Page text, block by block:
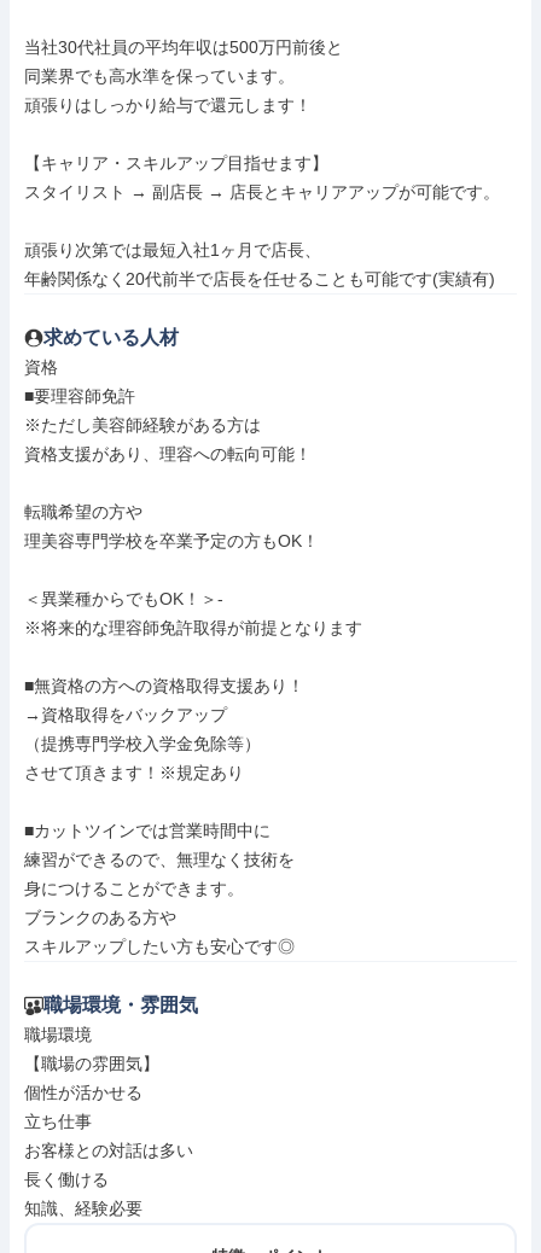
当社30代社員の平均年収は500万円前後と
同業界でも高水準を保っています。
頑張りはしっかり給与で還元します！
【キャリア・スキルアップ目指せます】
スタイリスト → 副店長 → 店長とキャリアアップが可能です。
頑張り次第では最短入社1ヶ月で店長、
年齢関係なく20代前半で店長を任せることも可能です(実績有)
求めている人材
資格
■要理容師免許
※ただし美容師経験がある方は
資格支援があり、理容への転向可能！
転職希望の方や
理美容専門学校を卒業予定の方もOK！
＜異業種からでもOK！＞-
※将来的な理容師免許取得が前提となります
■無資格の方への資格取得支援あり！
→資格取得をバックアップ
（提携専門学校入学金免除等）
させて頂きます！※規定あり
■カットツインでは営業時間中に
練習ができるので、無理なく技術を
身につけることができます。
ブランクのある方や
スキルアップしたい方も安心です◎
職場環境・雰囲気
職場環境
【職場の雰囲気】
個性が活かせる
立ち仕事
お客様との対話は多い
長く働ける
知識、経験必要